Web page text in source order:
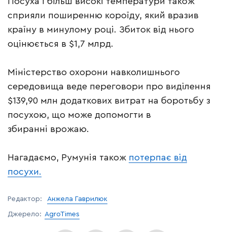
сприяли поширенню короїду, який вразив
країну в минулому році. Збиток від нього
оцінюється в $1,7 млрд.
Міністерство охорони навколишнього
середовища веде переговори про виділення
$139,90 млн додаткових витрат на боротьбу з
посухою, що може допомогти в
збиранні врожаю.
Нагадаємо, Румунія також потерпає від
посухи.
Редактор: Анжела Гаврилюк
Джерело: AgroTimes